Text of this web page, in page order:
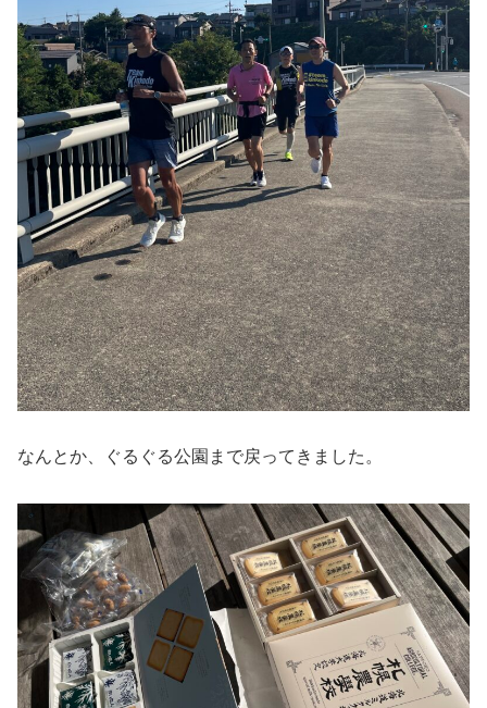
なんとか、ぐるぐる公園まで戻ってきました。